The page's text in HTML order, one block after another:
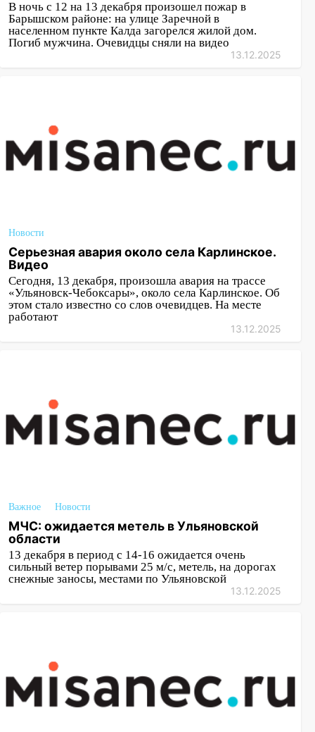
В ночь с 12 на 13 декабря произошел пожар в
Барышском районе: на улице Заречной в
населенном пункте Калда загорелся жилой дом.
Погиб мужчина. Очевидцы сняли на видео
13.12.2025
Новости
Серьезная авария около села Карлинское.
Видео
Сегодня, 13 декабря, произошла авария на трассе
«Ульяновск-Чебоксары», около села Карлинское. Об
этом стало известно со слов очевидцев. На месте
работают
13.12.2025
Важное Новости
МЧС: ожидается метель в Ульяновской
области
13 декабря в период с 14-16 ожидается очень
сильный ветер порывами 25 м/с, метель, на дорогах
снежные заносы, местами по Ульяновской
13.12.2025